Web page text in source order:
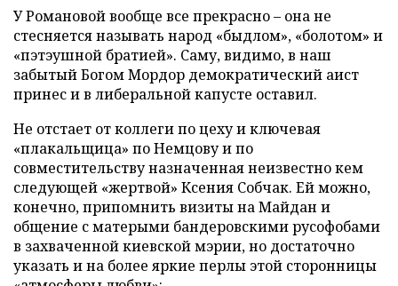
У Романовой вообще все прекрасно – она не
стесняется называть народ «быдлом», «болотом» и
«пэтэушной братией». Саму, видимо, в наш
забытый Богом Мордор демократический аист
принес и в либеральной капусте оставил.
Не отстает от коллеги по цеху и ключевая
«плакальщица» по Немцову и по
совместительству назначенная неизвестно кем
следующей «жертвой» Ксения Собчак. Ей можно,
конечно, припомнить визиты на Майдан и
общение с матерыми бандеровскими русофобами
в захваченной киевской мэрии, но достаточно
указать и на более яркие перлы этой сторонницы